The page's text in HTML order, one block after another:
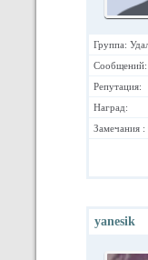
Группа:
Сообщений:
Репутация:
Наград:
Замечания :
yanesik